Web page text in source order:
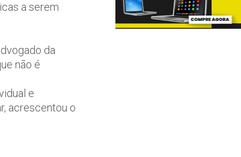
a serem
da
não é
e
acrescentou o